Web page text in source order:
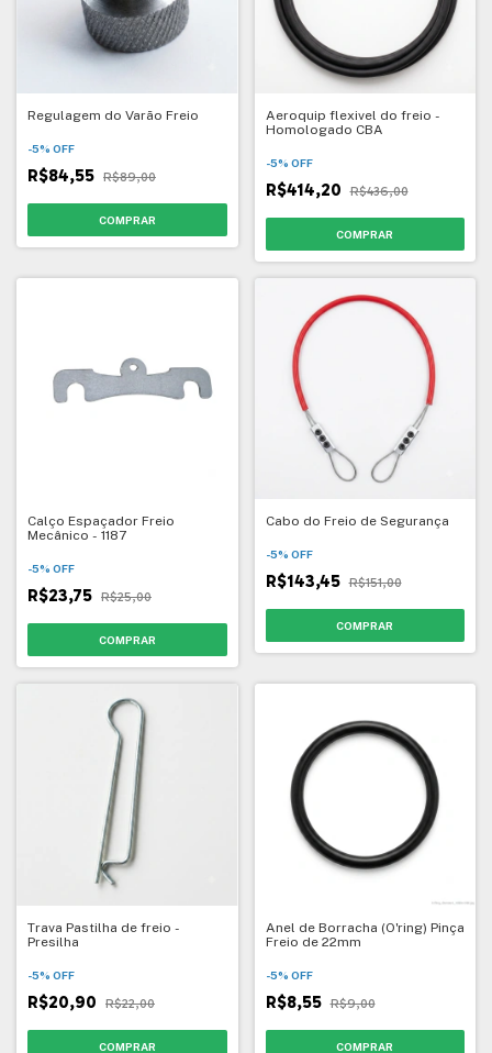
Regulagem do Varão Freio
-5% OFF
R$84,55 R$89,00
Aeroquip flexivel do freio -
Homologado CBA
-5% OFF
R$414,20 R$436,00
COMPRAR
Calço Espaçador Freio
Mecânico - 1187
-5% OFF
R$23,75 R$25,00
Cabo do Freio de Segurança
-5% OFF
R$143,45 R$151,00
Trava Pastilha de freio -
Presilha
-5% OFF
R$20,90 R$22,00
Anel de Borracha (O'ring) Pinça
Freio de 22mm
-5% OFF
R$8,55 R$9,00